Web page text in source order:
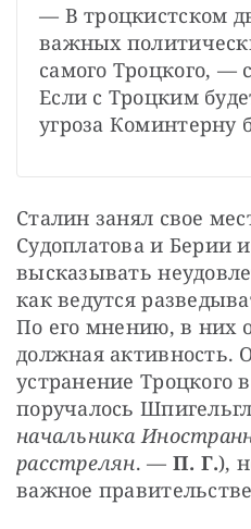
— В троцкистском
важных
самого Троцкого, —
Если с Троцким
угроза Коминтерну
Сталин занял свое
Судоплатова и Берии
высказывать
как ведутся
По его мнению, в них
должная активность.
устранение Троцкого
поручалось
начальника
расстрелян. — П. Г.),
важное